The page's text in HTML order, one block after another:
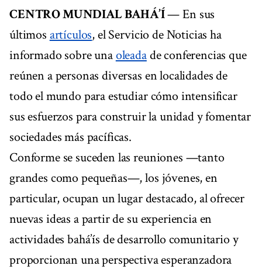
CENTRO MUNDIAL BAHÁ’Í— En sus
últimos artículos, el Servicio de Noticias ha
informado sobre unaoleadade conferencias que
reúnen a personas diversas en localidades de
todo el mundo para estudiar cómo intensificar
sus esfuerzos para construir la unidad y fomentar
sociedades más pacíficas.
Conforme se suceden las reuniones —tanto
grandes como pequeñas—, los jóvenes, en
particular, ocupan un lugar destacado, al ofrecer
nuevas ideas a partir de su experiencia en
actividades bahá’ís de desarrollo comunitario y
proporcionan una perspectiva esperanzadora